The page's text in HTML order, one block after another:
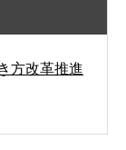
方改革推進